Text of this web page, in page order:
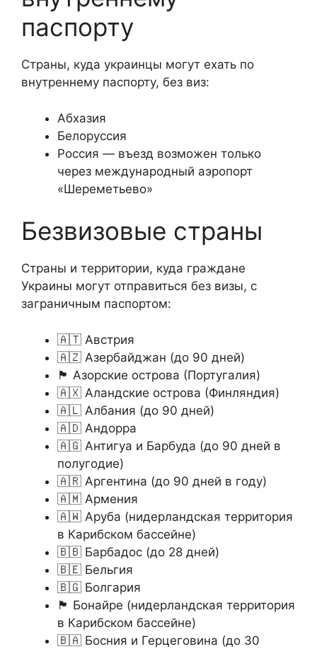
паспорту
Страны, куда украинцы могут ехать по
внутреннему паспорту, без виз:
Абхазия
Белоруссия
Россия — въезд возможен только
через международный аэропорт
«Шереметьево»
Безвизовые страны
Страны и территории, куда граждане
Украины могут отправиться без визы, с
заграничным паспортом:
🇦🇹 Австрия
🇦🇿 Азербайджан (до 90 дней)
🏴󠁰󠁴󠀲󠀰󠁿 Азорские острова (Португалия)
🇦🇽 Аландские острова (Финляндия)
🇦🇱 Албания (до 90 дней)
🇦🇩 Андорра
🇦🇬 Антигуа и Барбуда (до 90 дней в
полугодие)
🇦🇷 Аргентина (до 90 дней в году)
🇦🇲 Армения
🇦🇼 Аруба (нидерландская территория
в Карибском бассейне)
🇧🇧 Барбадос (до 28 дней)
🇧🇪 Бельгия
🇧🇬 Болгария
🏴󠁮󠁬󠁢󠁱󠀱󠁿 Бонайре (нидерландская территория
в Карибском бассейне)
🇧🇦 Босния и Герцеговина (до 30